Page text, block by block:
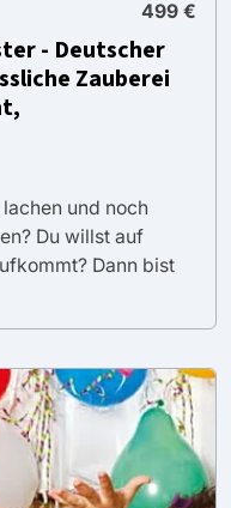
499 €
- Deutscher
Zauberei
und noch
Du willst auf
Dann bist